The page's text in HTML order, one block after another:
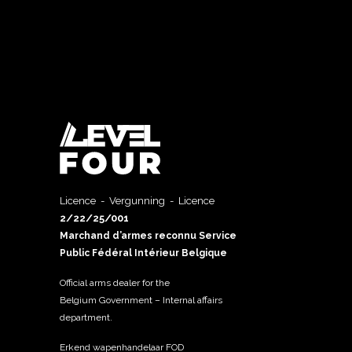
Licence - Vergunning - Licence
2/22/25/001
Marchand d’armes reconnu Service
Public Fédéral Intérieur Belgique
Official arms dealer for the
Belgium Government – Internal affairs
department.
Erkend wapenhandelaar FOD